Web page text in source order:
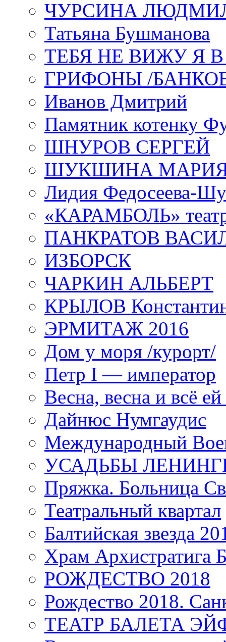
ЧУРСИНА
Татьяна Бушманова
ТЕБЯ НЕ ВИЖУ Я
ГРИФОНЫ /
Иванов Дмитрий
Памятник котенку
ШНУРОВ СЕРГЕЙ
ШУКШИНА
Лидия Федосеева-
«КАРАМБОЛЬ»
ПАНКРАТОВ
ИЗБОРСК
ЧАРКИН АЛЬБЕРТ
КРЫЛОВ
ЭРМИТАЖ 2016
Дом у моря /курорт/
Петр I — император
Весна, весна и всё
Дайнюс Нумгаудис
Международный
УСАДЬБЫ
Пряжка. Больница
Театральный квартал
Балтийская звезда
Храм
РОЖДЕСТВО 2018
Рождество 2018.
ТЕАТР БАЛЕТА